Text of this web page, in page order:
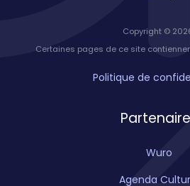
Copyright ©
Certaines pages de ce site
Politique de
Wuro
Agenda